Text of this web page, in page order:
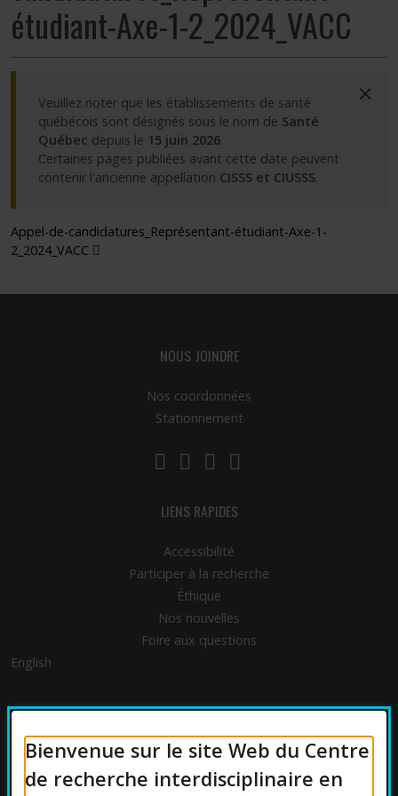
Bienvenue sur le site Web du Centre
de recherche interdisciplinaire en
Partageons nos savoirs
Éthique
Nous joindre
Plan du site
étudiant-Axe-1-2_2024_VACC
Veuillez noter que les établissements de santé
québécois sont désignés sous le nom de Santé
Québec depuis le 15 juin 2026.
Certaines pages publiées avant cette date peuvent
contenir l'ancienne appellation CISSS et CIUSSS.
×
Appel-de-candidatures_Représentant-étudiant-Axe-1-
2_2024_VACC
NOUS JOINDRE
Nos coordonnées
Stationnement
LinkedIn
YouTube
Twitter
LIENS RAPIDES
Accessibilité
Participer à la recherche
Éthique
Nos nouvelles
Foire aux questions
English